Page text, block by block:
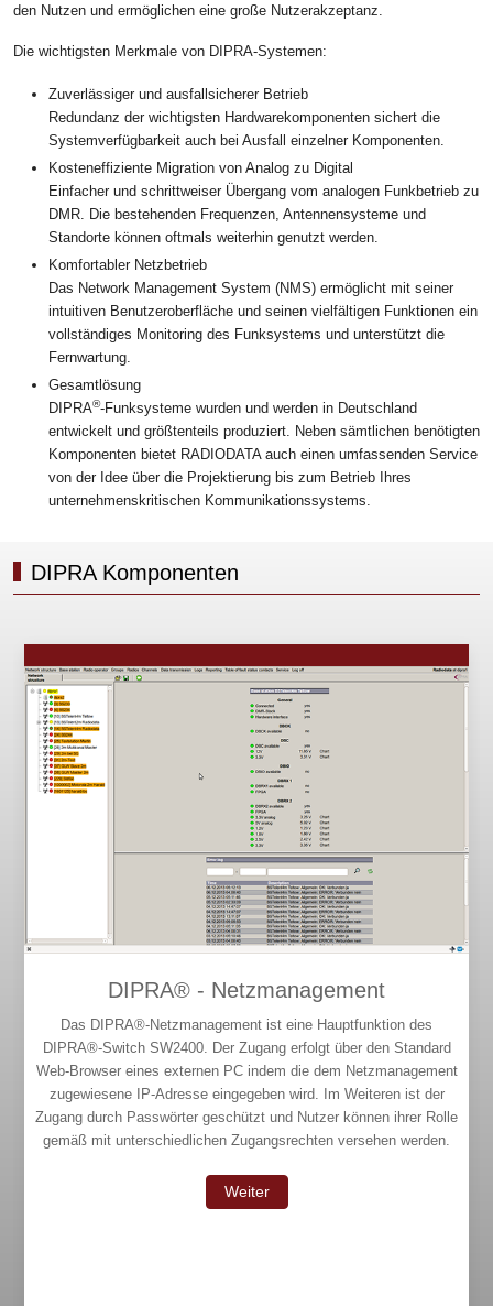
den Nutzen und ermöglichen eine große Nutzerakzeptanz.
Die wichtigsten Merkmale von DIPRA-Systemen:
Zuverlässiger und ausfallsicherer Betrieb
Redundanz der wichtigsten Hardwarekomponenten sichert die
Systemverfügbarkeit auch bei Ausfall einzelner Komponenten.
Kosteneffiziente Migration von Analog zu Digital
Einfacher und schrittweiser Übergang vom analogen Funkbetrieb zu
DMR. Die bestehenden Frequenzen, Antennensysteme und
Standorte können oftmals weiterhin genutzt werden.
Komfortabler Netzbetrieb
Das Network Management System (NMS) ermöglicht mit seiner
intuitiven Benutzeroberfläche und seinen vielfältigen Funktionen ein
vollständiges Monitoring des Funksystems und unterstützt die
Fernwartung.
Gesamtlösung
DIPRA®-Funksysteme wurden und werden in Deutschland
entwickelt und größtenteils produziert. Neben sämtlichen benötigten
Komponenten bietet RADIODATA auch einen umfassenden Service
von der Idee über die Projektierung bis zum Betrieb Ihres
unternehmenskritischen Kommunikationssystems.
DIPRA Komponenten
DIPRA® - Netzmanagement
Das DIPRA®-Netzmanagement ist eine Hauptfunktion des
DIPRA®-Switch SW2400. Der Zugang erfolgt über den Standard
Web-Browser eines externen PC indem die dem Netzmanagement
zugewiesene IP-Adresse eingegeben wird. Im Weiteren ist der
Zugang durch Passwörter geschützt und Nutzer können ihrer Rolle
gemäß mit unterschiedlichen Zugangsrechten versehen werden.
Weiter